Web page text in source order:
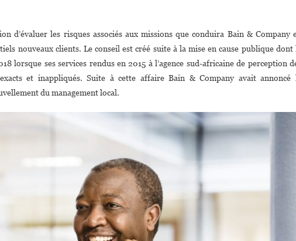
Nommé
Président
Du
Conseil
De
Bain
d’évaluer les risques associés aux missions que conduira Bain & Company
nouveaux clients. Le conseil est créé suite à la mise en cause publique dont
lorsque ses services rendus en 2015 à l’agence sud-africaine de perception
et inappliqués. Suite à cette affaire Bain & Company avait annoncé
du management local.